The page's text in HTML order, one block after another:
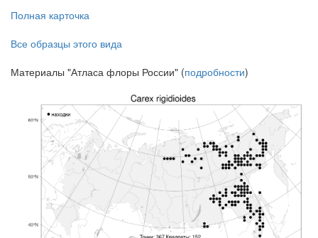
Полная карточка
Все образцы этого вида
Материалы "Атласа флоры России" (подробности)